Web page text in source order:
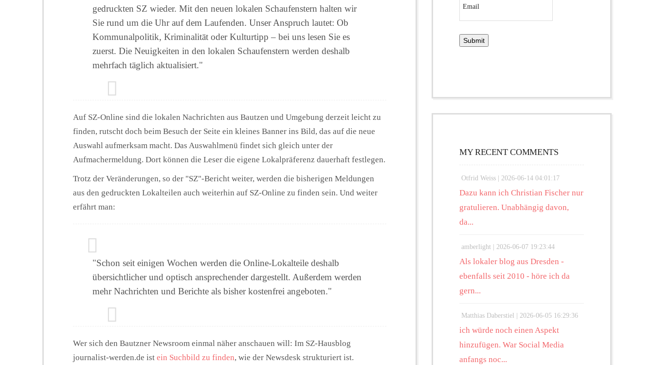
gedruckten SZ wieder. Mit den neuen lokalen Schaufenstern halten wir
Sie rund um die Uhr auf dem Laufenden. Unser Anspruch lautet: Ob
Kommunalpolitik, Kriminalität oder Kulturtipp – bei uns lesen Sie es
zuerst. Die Neuigkeiten in den lokalen Schaufenstern werden deshalb
mehrfach täglich aktualisiert."
Auf SZ-Online sind die lokalen Nachrichten aus Bautzen und Umgebung derzeit leicht zu
finden, rutscht doch beim Besuch der Seite ein kleines Banner ins Bild, das auf die neue
Auswahl aufmerksam macht. Das Auswahlmenü findet sich gleich unter der
Aufmachermeldung. Dort können die Leser die eigene Lokalpräferenz dauerhaft festlegen.
Trotz der Veränderungen, so der "SZ"-Bericht weiter, werden die bisherigen Meldungen
aus den gedruckten Lokalteilen auch weiterhin auf SZ-Online zu finden sein. Und weiter
erfährt man:
"Schon seit einigen Wochen werden die Online-Lokalteile deshalb
übersichtlicher und optisch ansprechender dargestellt. Außerdem werden
mehr Nachrichten und Berichte als bisher kostenfrei angeboten."
Wer sich den Bautzner Newsroom einmal näher anschauen will: Im SZ-Hausblog
journalist-werden.de ist ein Suchbild zu finden, wie der Newsdesk strukturiert ist.
MY RECENT COMMENTS
Otfrid Weiss | 2026-06-14 04:01:17
Dazu kann ich Christian Fischer nur
gratulieren. Unabhängig davon,
da...
amberlight | 2026-06-07 19:23:44
Als lokaler blog aus Dresden -
ebenfalls seit 2010 - höre ich da
gern...
Matthias Daberstiel | 2026-06-05 16:29:36
ich würde noch einen Aspekt
hinzufügen. War Social Media
anfangs noc...